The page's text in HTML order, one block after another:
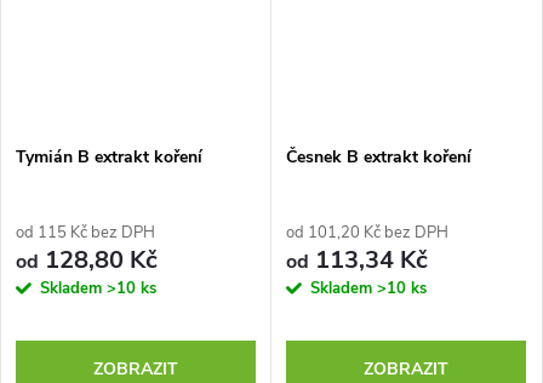
Tymián B extrakt koření
od 115 Kč bez DPH
od 128,80 Kč
Skladem >10 ks
ZOBRAZIT
Česnek B extrakt koření
od 101,20 Kč bez DPH
od 113,34 Kč
Skladem >10 ks
ZOBRAZIT